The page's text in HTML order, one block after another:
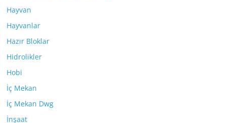
Hayvan
Hayvanlar
Hazır Bloklar
Hidrolikler
Hobi
İç Mekan
İç Mekan Dwg
İnşaat